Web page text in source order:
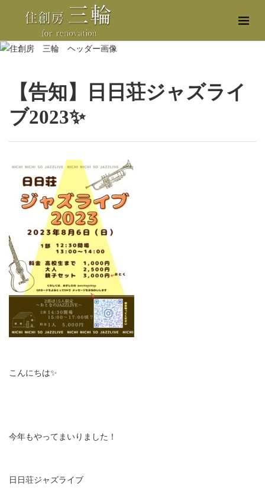
【告知】日日荘ジャズライ
ブ2023✨
こんにちは✨
今年もやってまいりました！
日日荘ジャズライブ